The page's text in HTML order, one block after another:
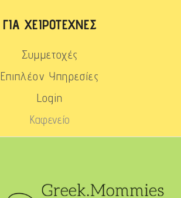
ΓΙΑ ΧΕΙΡΟΤΈΧΝΕΣ
Συμμετοχές
Επιπλέον Υπηρεσίες
Login
Καφενείο